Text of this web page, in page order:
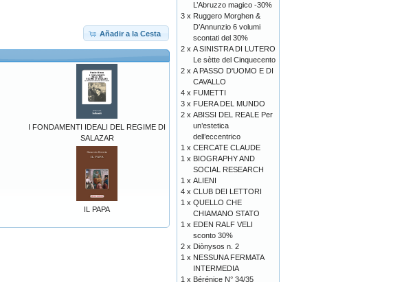
Añadir a la Cesta
I FONDAMENTI IDEALI DEL REGIME DI
SALAZAR
IL PAPA
L’Abruzzo magico -30%
3 x Ruggero Morghen &
D’Annunzio 6 volumi
scontati del 30%
2 x A SINISTRA DI LUTERO
Le sètte del Cinquecento
2 x A PASSO D'UOMO E DI
CAVALLO
4 x FUMETTI
3 x FUERA DEL MUNDO
2 x ABISSI DEL REALE Per
un’estetica
dell’eccentrico
1 x CERCATE CLAUDE
1 x BIOGRAPHY AND
SOCIAL RESEARCH
1 x ALIENI
4 x CLUB DEI LETTORI
1 x QUELLO CHE
CHIAMANO STATO
1 x EDEN RALF VELI
sconto 30%
2 x Diònysos n. 2
1 x NESSUNA FERMATA
INTERMEDIA
1 x Bérénice N° 34/35